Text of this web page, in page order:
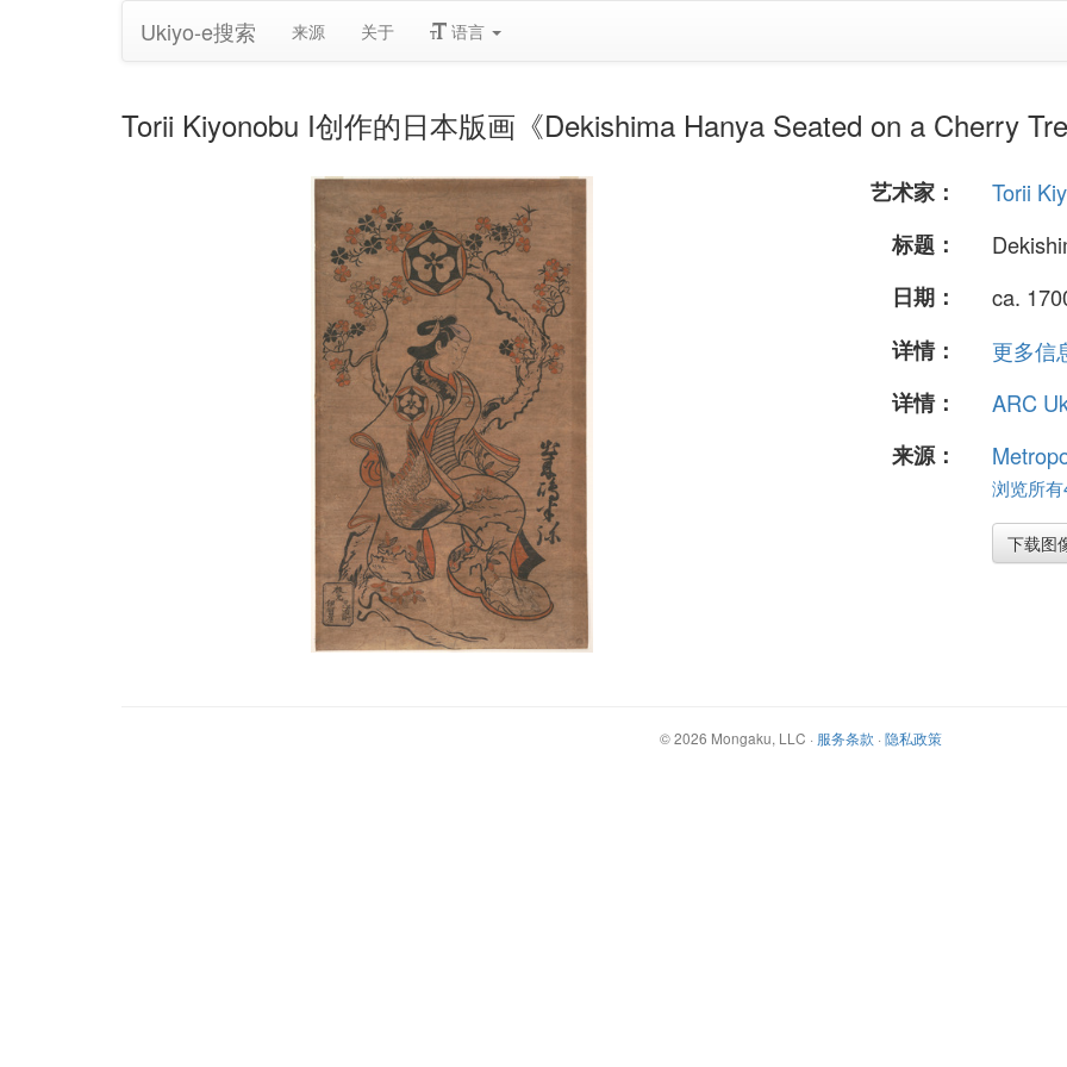
Ukiyo-e搜索 来源 关于 语言
Torii Kiyonobu I创作的日本版画《Dekishima Hanya Seated on a Cherry
艺术家：
Torii
标题：
日期：
ca.
详情：
更多信
详情：
ARC
来源：
浏览所
下载图
©2026 Mongaku, LLC · 服务条款 · 隐私政策